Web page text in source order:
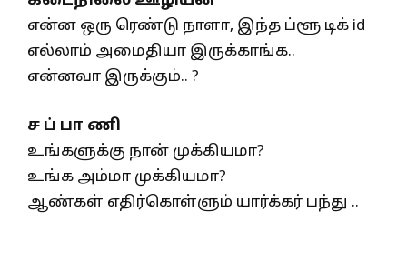
என்ன ஒரு ரெண்டு நாளா, இந்த ப்ளூ டிக் id
எல்லாம் அமைதியா இருக்காங்க..
என்னவா இருக்கும்.. ?
ச ப் பா ணி
உங்களுக்கு நான் முக்கியமா?
உங்க அம்மா முக்கியமா?
ஆண்கள் எதிர்கொள்ளும் யார்க்கர் பந்து ..